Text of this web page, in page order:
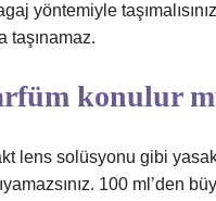
yöntemiyle
​​taşınamaz.
konulur
lens solüsyonu gibi
100 ml’den